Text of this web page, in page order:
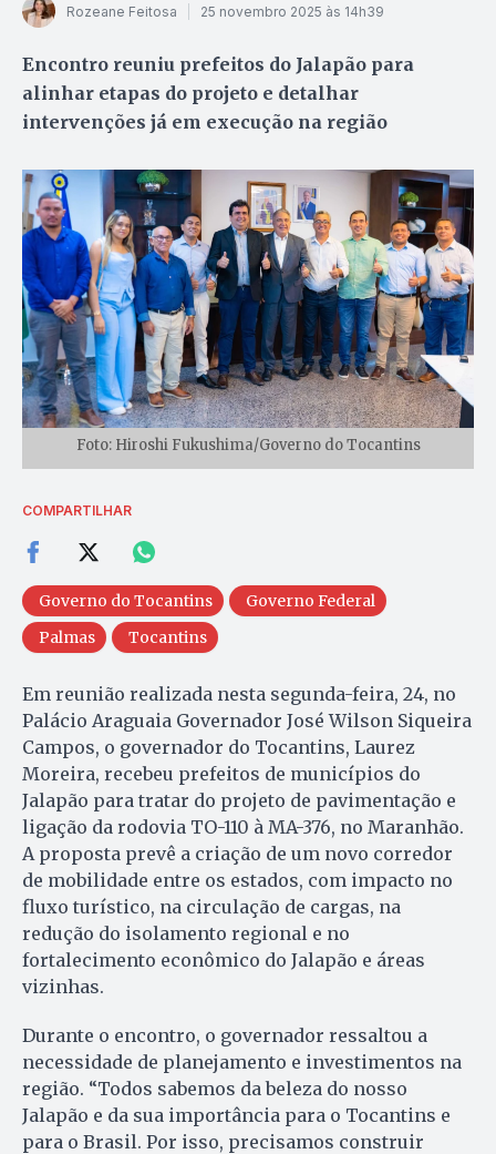
Rozeane Feitosa 25 novembro 2025 às 14h39
Encontro reuniu prefeitos do Jalapão para
alinhar etapas do projeto e detalhar
intervenções já em execução na região
Foto: Hiroshi Fukushima/Governo do Tocantins
COMPARTILHAR
Governo do Tocantins
Governo Federal
Palmas
Tocantins
Em reunião realizada nesta segunda-feira, 24, no
Palácio Araguaia Governador José Wilson Siqueira
Campos, o governador do Tocantins, Laurez
Moreira, recebeu prefeitos de municípios do
Jalapão para tratar do projeto de pavimentação e
ligação da rodovia TO-110 à MA-376, no Maranhão.
A proposta prevê a criação de um novo corredor
de mobilidade entre os estados, com impacto no
fluxo turístico, na circulação de cargas, na
redução do isolamento regional e no
fortalecimento econômico do Jalapão e áreas
vizinhas.
Durante o encontro, o governador ressaltou a
necessidade de planejamento e investimentos na
região. “Todos sabemos da beleza do nosso
Jalapão e da sua importância para o Tocantins e
para o Brasil. Por isso, precisamos construir